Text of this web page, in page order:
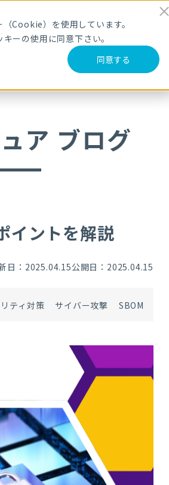
Cookie）を使用しています。
ーの使用に同意下さい。
同意する
メールマガジン登録
事例 セミナー ブログ
ア ブログ
イントを解説
日：2025.04.15公開日：2025.04.15
ティ対策 サイバー攻撃 SBOM